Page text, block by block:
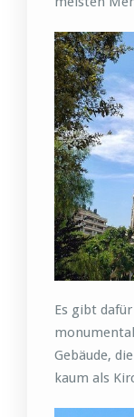
Es gibt
Gebäude,
kaum als